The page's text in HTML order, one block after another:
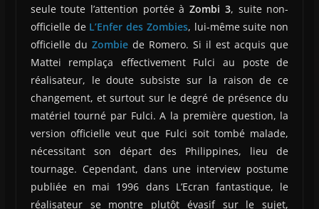
seule toute l’attention portée àZombi 3, suite non-
officielle de L’Enfer des Zombies, lui-même suite non
officielle du Zombiede Romero. Si il est acquis que
Mattei remplaça effectivement Fulci au poste de
réalisateur, le doute subsiste sur la raison de ce
changement, et surtout sur le degré de présence du
matériel tourné par Fulci. A la première question, la
version officielle veut que Fulci soit tombé malade,
nécessitant son départ des Philippines, lieu de
tournage. Cependant, dans une interview postume
publiée en mai 1996 dans L’Ecran fantastique, le
réalisateur se montre plutôt évasif sur le sujet,